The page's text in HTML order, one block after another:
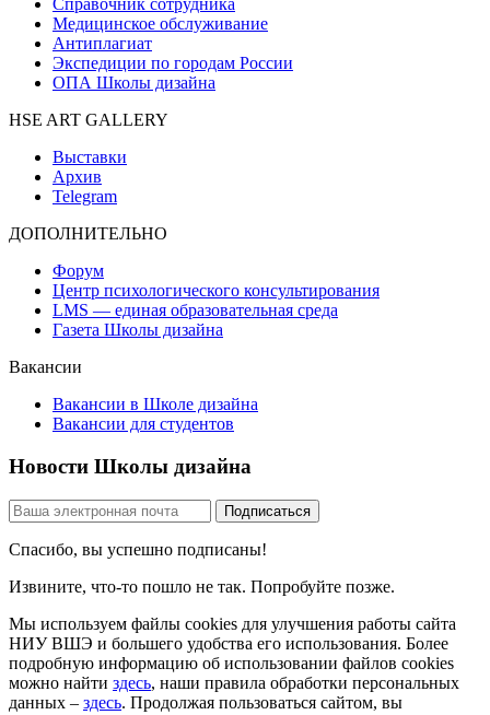
Справочник сотрудника
Медицинское обслуживание
Антиплагиат
Экспедиции по городам России
ОПА Школы дизайна
HSE ART GALLERY
Выставки
Архив
Telegram
ДОПОЛНИТЕЛЬНО
Форум
Центр психологического консультирования
LMS — единая образовательная среда
Газета Школы дизайна
Вакансии
Вакансии в Школе дизайна
Вакансии для студентов
Новости Школы дизайна
Спасибо, вы успешно подписаны!
Извините, что-то пошло не так. Попробуйте позже.
Мы используем файлы cookies для улучшения работы сайта
НИУ ВШЭ и большего удобства его использования. Более
подробную информацию об использовании файлов cookies
можно найти здесь, наши правила обработки персональных
данных – здесь. Продолжая пользоваться сайтом, вы